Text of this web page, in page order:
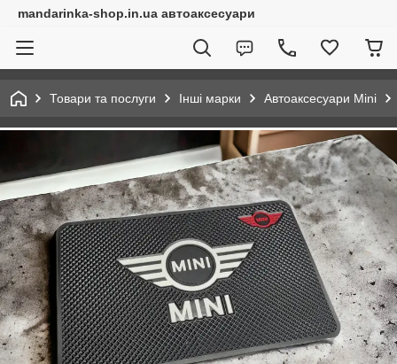
mandarinka-shop.in.ua автоаксесуари
Товари та послуги Інші марки Автоаксесуари Mini